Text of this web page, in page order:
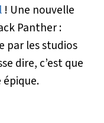
! Une nouvelle
Panther :
par les studios
dire, c’est que
épique.